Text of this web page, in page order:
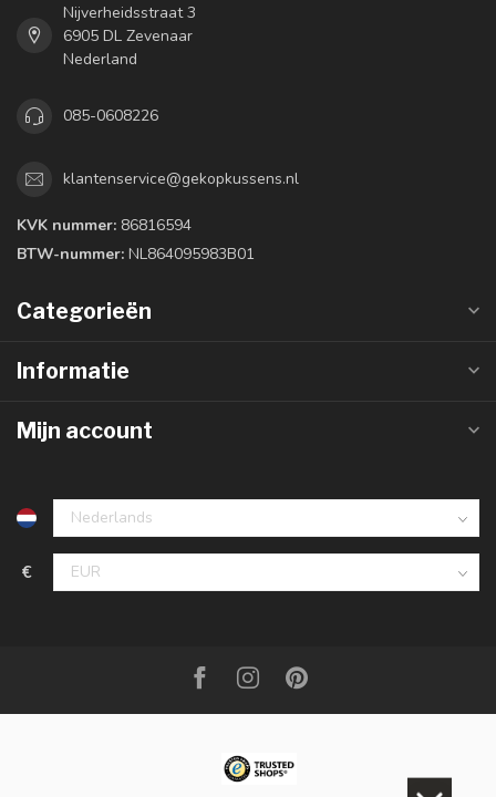
Nijverheidsstraat 3
6905 DL Zevenaar
Nederland
085-0608226
klantenservice@gekopkussens.nl
KVK nummer: 86816594
BTW-nummer: NL864095983B01
Categorieën
Informatie
Mijn account
€